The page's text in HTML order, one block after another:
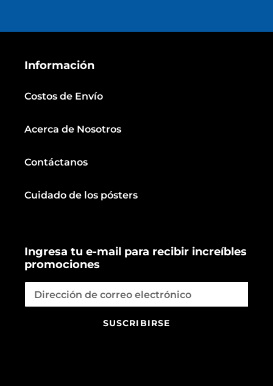
Información
Costos de Envío
Acerca de Nosotros
Contáctanos
Cuidado de los pósters
Ingresa tu e-mail para recibir increíbles
promociones
SUSCRIBIRSE